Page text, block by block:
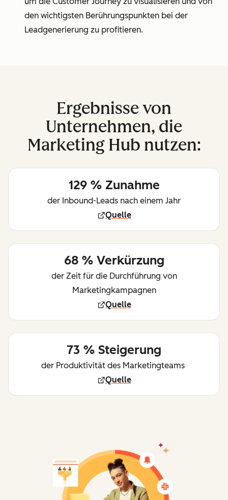
den wichtigsten Berührungspunkten bei der
Leadgenerierung zu profitieren.
Ergebnisse von
Unternehmen, die
Marketing Hub nutzen:
129 % Zunahme
der Inbound-Leads nach einem Jahr
Quelle
68 % Verkürzung
der Zeit für die Durchführung von
Marketingkampagnen
Quelle
73 % Steigerung
der Produktivität des Marketingteams
Quelle